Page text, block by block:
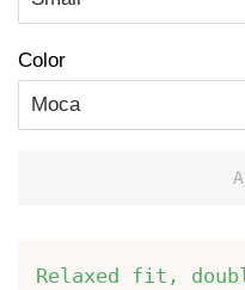
Color
Relaxed fit,